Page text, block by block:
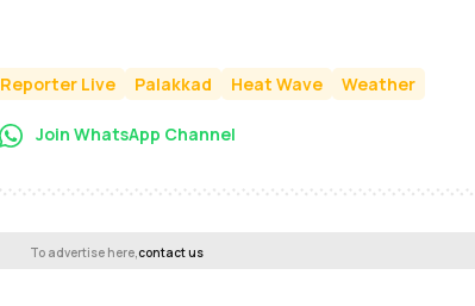
Reporter Live Palakkad Heat Wave Weather
Join WhatsApp Channel
To advertise here,contact us